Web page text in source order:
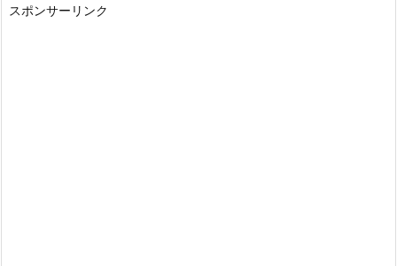
スポンサーリンク